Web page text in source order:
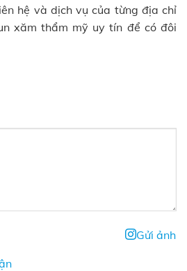
hệ và dịch vụ của từng địa chỉ
xăm thẩm mỹ uy tín để có đôi
Gửi ảnh